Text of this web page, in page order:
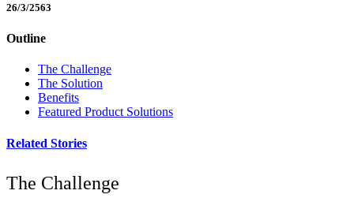
26/3/2563
Outline
The Challenge
The Solution
Benefits
Featured Product Solutions
Related Stories
The Challenge